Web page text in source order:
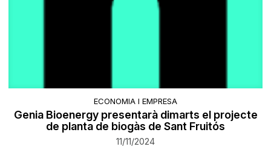
ECONOMIA I EMPRESA
Genia Bioenergy presentarà dimarts el projecte
de planta de biogàs de Sant Fruitós
11/11/2024